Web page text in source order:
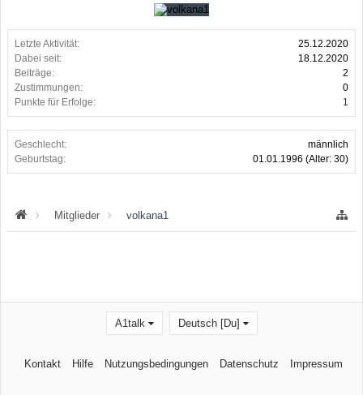
Letzte Aktivität:
25.12.2020
Dabei seit:
18.12.2020
Beiträge:
2
Zustimmungen:
0
Punkte für Erfolge:
1
Geschlecht:
männlich
Geburtstag:
01.01.1996 (Alter: 30)
Mitglieder volkana1
A1talk Deutsch [Du]
Kontakt Hilfe Nutzungsbedingungen Datenschutz Impressum